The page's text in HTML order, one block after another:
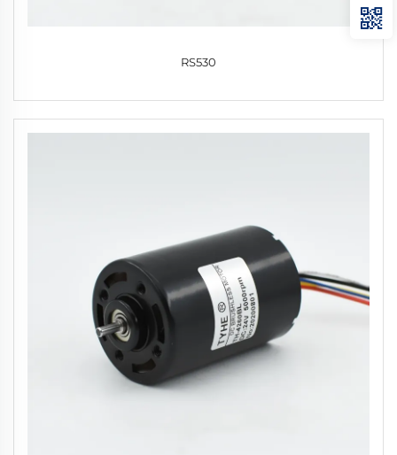
RS530